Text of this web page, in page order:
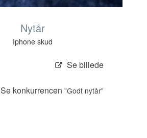
Nytår
Iphone skud
Se billede
Se konkurrencen "Godt nytår"